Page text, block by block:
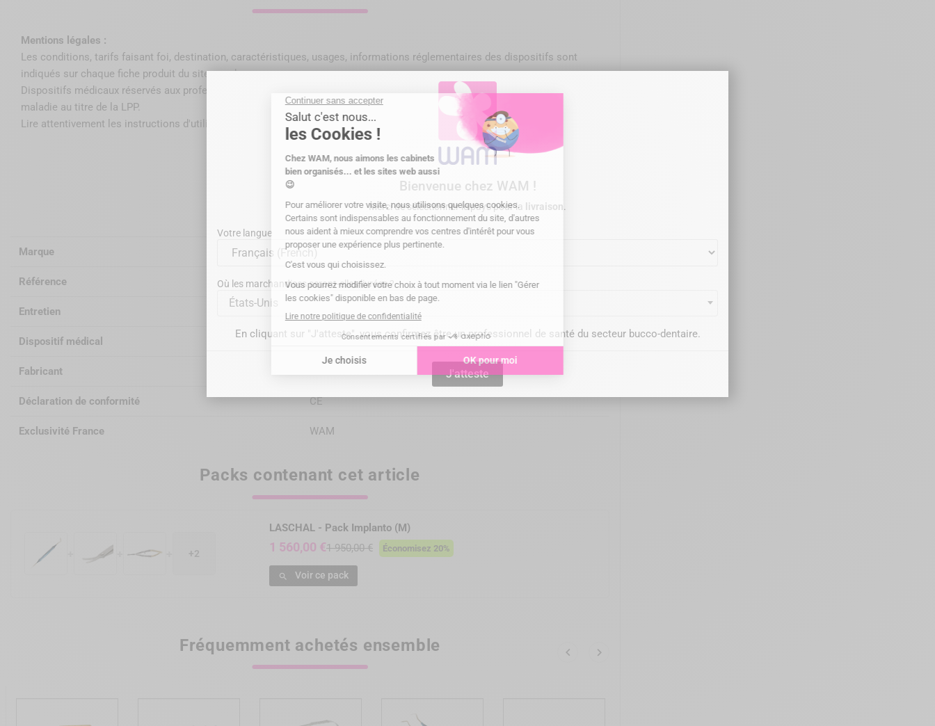
Mentions légales :
Les conditions, tarifs faisant foi, destination, caractéristiques, usages, informations réglementaires des dispositifs sont
indiqués sur chaque fiche produit du site wamkey.com.
Dispositifs médicaux réservés aux professionnels de santé dentaire, non remboursés par
les organismes d'assurance
maladie au titre de la LPP.
Lire attentivement les instructions d'utilisation sur la notice ou l'étiquetage avant toute utilisation.
Informations détaillées
Marque Laschal
Référence HAF/90
Entretien autoclavable à 135°C/275°F
Dispositif médical Classe I
Fabricant
Déclaration de conformité CE
Exclusivité France WAM
Packs contenant cet article
+2
LASCHAL - Pack Implanto (M)
1 560,00 €1 950,00 € Économisez 20%
 Voir ce pack
Fréquemment achetés ensemble  
Bienvenue chez WAM !
Merci de sélectionner le pays pour la livraison.
Votre langue
Où les marchandises seront-elles livrées ?
États-Unis
En cliquant sur "J'atteste", vous confirmez être un professionnel de santé du secteur bucco-dentaire.
J'atteste